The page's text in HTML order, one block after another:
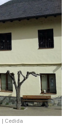
| Cedida